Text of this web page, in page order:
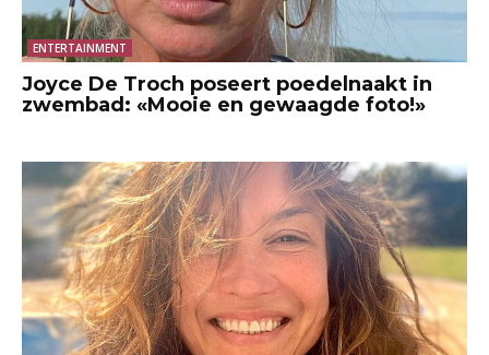
ENTERTAINMENT
Joyce De Troch poseert poedelnaakt in
zwembad: «Mooie en gewaagde foto!»